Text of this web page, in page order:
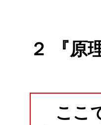
２ 『原
ここ